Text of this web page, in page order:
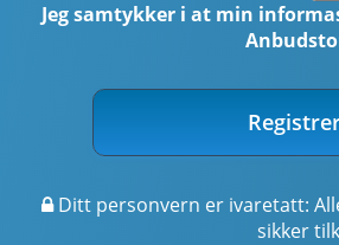
Jeg samtykker i at min
Ditt personvern er ivaretatt:
sikker